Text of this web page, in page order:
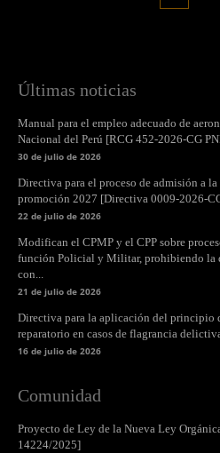
Últimas noticias
Manual para el empleo adecuado de
Nacional del Perú [RCG 452-2026-CG
30 de julio de 2026
Directiva para el proceso de admisión a la
promoción 2027 [Directiva 0009-2026-
22 de julio de 2026
Modifican el CPMP y el CPP sobre
función Policial y Militar, prohibiendo la
con...
21 de julio de 2026
Directiva para la aplicación del principio
reparatorio en casos de flagrancia
16 de julio de 2026
Comunidad
Proyecto de Ley de la Nueva Ley
14224/2025]